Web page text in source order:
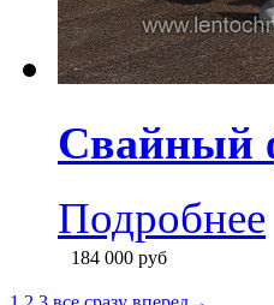
Свайный
для
грунтах с
деревьев.